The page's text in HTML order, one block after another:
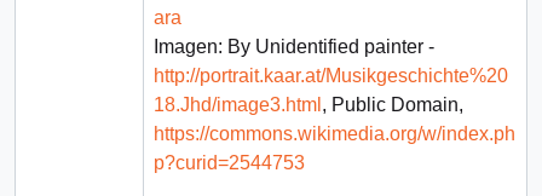
ara
Imagen: By Unidentified painter -
http://portrait.kaar.at/Musikgeschichte%20
18.Jhd/image3.html , Public Domain,
https://commons.wikimedia.org/w/index.ph
p?curid=2544753